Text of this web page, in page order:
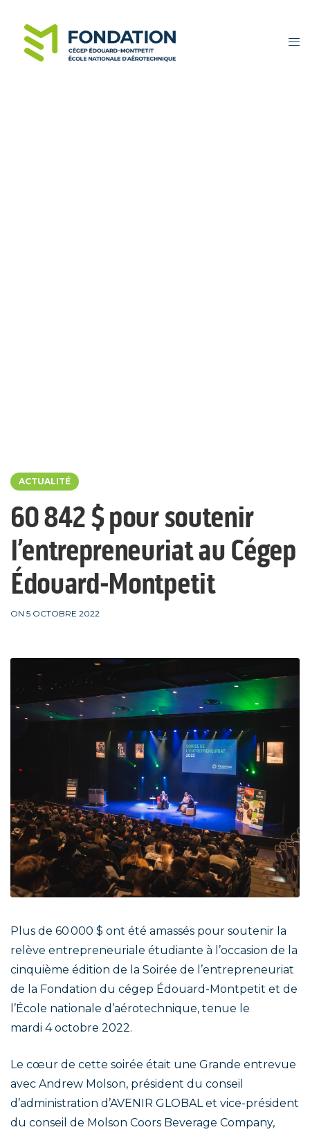
ACTUALITÉ
60 842 $ pour soutenir
l’entrepreneuriat au Cégep
Édouard-Montpetit
ON 5 OCTOBRE 2022
Plus de 60 000 $ ont été amassés pour soutenir la
relève entrepreneuriale étudiante à l’occasion de la
cinquième édition de la Soirée de l’entrepreneuriat
de la Fondation du cégep Édouard-Montpetit et de
l’École nationale d’aérotechnique, tenue le
mardi 4 octobre 2022.
Le cœur de cette soirée était une Grande entrevue
avec Andrew Molson, président du conseil
d’administration d’AVENIR GLOBAL et vice-président
du conseil de Molson Coors Beverage Company,